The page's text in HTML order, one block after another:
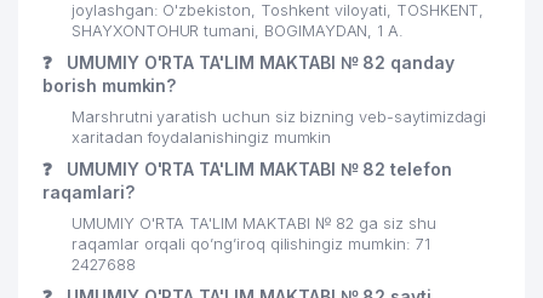
27 ROYAL CINEMA MChJ
28
YANGI IKROM KOMMUNALCHI UY-
JOY MULK SHIRKATI
29 MINISO HOME MChJ
30
BOWLING ELIT XUSUSIY
KORXONASI
31 SAIDISLOMXOJA GROUP MChJ
joylashgan: O'zbekiston, Toshkent viloyati, TOSHKENT,
SHAYXONTOHUR tumani, BOGIMAYDAN, 1 А.
❓
UMUMIY O'RTA TA'LIM MAKTABI № 82 qanday
borish mumkin?
Marshrutni yaratish uchun siz bizning veb-saytimizdagi
xaritadan foydalanishingiz mumkin
❓
UMUMIY O'RTA TA'LIM MAKTABI № 82 telefon
raqamlari?
UMUMIY O'RTA TA'LIM MAKTABI № 82 ga siz shu
raqamlar orqali qo’ng’iroq qilishingiz mumkin: 71
2427688